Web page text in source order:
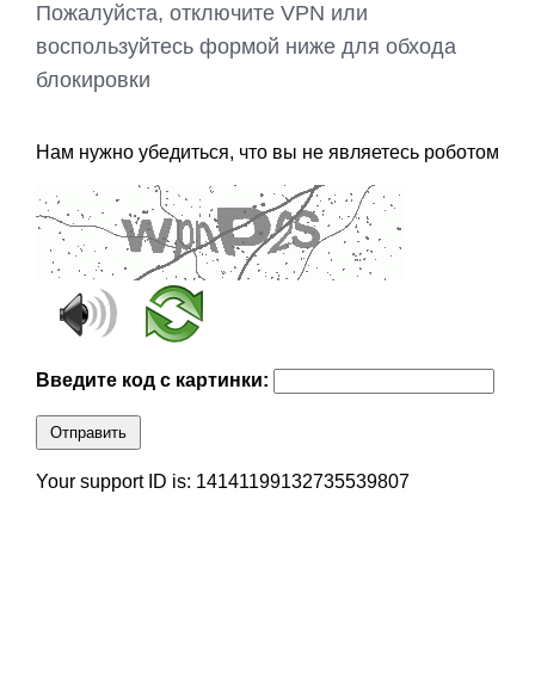
Пожалуйста, отключите VPN или
воспользуйтесь формой ниже для обхода
блокировки
Нам нужно убедиться, что вы не являетесь роботом
Введите код с картинки:
Отправить
Your support ID is: 14141199132735539807